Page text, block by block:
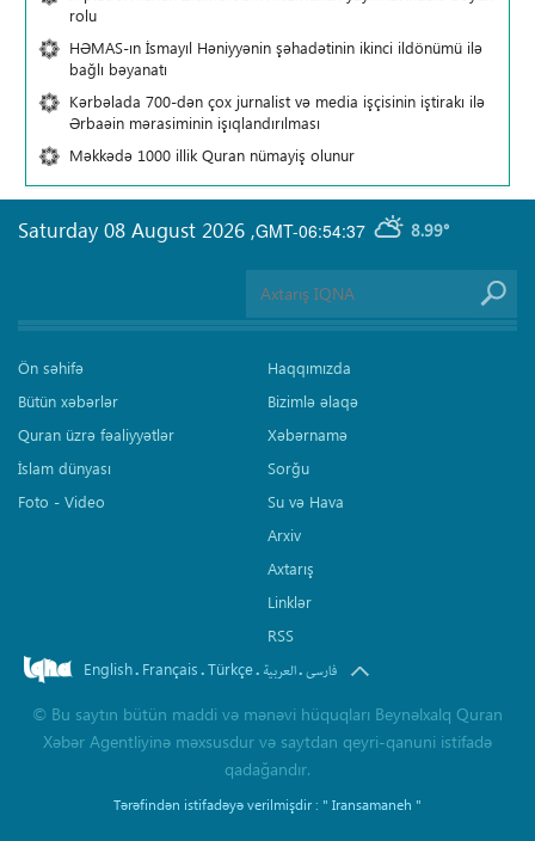
rolu
HƏMAS-ın İsmayıl Həniyyənin şəhadətinin ikinci ildönümü ilə
bağlı bəyanatı
Kərbəlada 700-dən çox jurnalist və media işçisinin iştirakı ilə
Ərbaəin mərasiminin işıqlandırılması
Məkkədə 1000 illik Quran nümayiş olunur
GMT-06:54:37 8.99°
Saturday 08 August 2026 ,
Ön səhifə
Bütün xəbərlər
Quran üzrə fəaliyyətlər
İslam dünyası
Foto - Video
Haqqımızda
Bizimlə əlaqə
Xəbərnamə
Sorğu
Su və Hava
Arxiv
Axtarış
Linklər
RSS
English. Français.Türkçe. العربیة.فارسی
© Bu saytın bütün maddi və mənəvi hüquqları Beynəlxalq Quran
Xəbər Agentliyinə məxsusdur və saytdan qeyri-qanuni istifadə
qadağandır.
Tərəfindən istifadəyə verilmişdir : " Iransamaneh "